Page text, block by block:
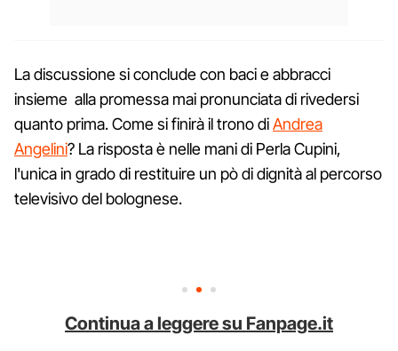
La discussione si conclude con baci e abbracci
insieme alla promessa mai pronunciata di rivedersi
quanto prima. Come si finirà il trono diAndrea
Angelini? La risposta è nelle mani di Perla Cupini,
l'unica in grado di restituire un pò di dignità al percorso
televisivo del bolognese.
Continua a leggere su Fanpage.it